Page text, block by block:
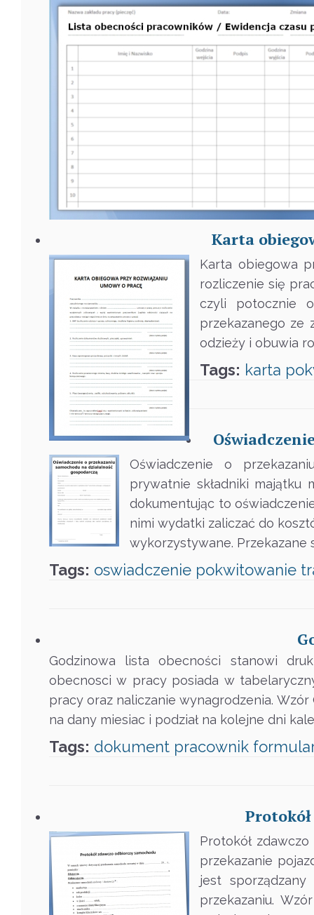
Karta
Karta obiegowa
rozliczenie się
czyli potocznie
przekazanego ze
odzieży i obuwia
Tags: karta
Oświadczenie o
prywatnie składniki majątku
dokumentując to
nimi wydatki zaliczać do
wykorzystywane. Przekazane
Tags: oswiadczenie pokwitowanie
Godzinowa lista obecności stanowi
obecnosci w pracy posiada w
pracy oraz naliczanie wynagrodzenia.
na dany miesiac i podział na kolejne dni
Tags: dokument pracownik
Protokół
przekazanie
jest
przekazaniu.